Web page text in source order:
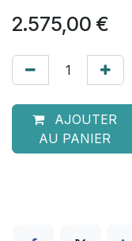
2.575,00 €
AJOUTER
AU PANIER